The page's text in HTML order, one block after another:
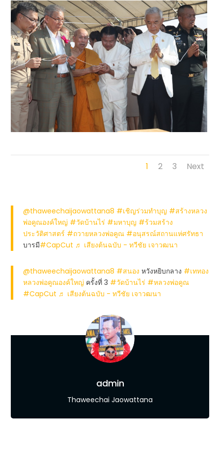
1 2 3 Next
@thaweechaijaowattana8 #เชิญร่วมทำบุญ #สร้างหลวง
พ่อคูณองค์ใหญ่ #วัดบ้านไร่ #มหาบุญ #ร้วมสร้าง
ประวัติศาสตร์ #ถวายหลวงพ่อคูณ #อนุสรณ์สถานแห่ศรัทธา
บารมี#CapCut ♬ เสียงต้นฉบับ - ทวีชัย เจาวฒนา
@thaweechaijaowattana8 #สนอง หวังหยิบกลาง #เททอง
หลวงพ่อคูณองค์ใหญ่ ครั้งที่ 3 #วัดบ้านไร่ #หลวงพ่อคูณ
#CapCut ♬ เสียงต้นฉบับ - ทวีชัย เจาวฒนา
admin
Thaweechai Jaowattana